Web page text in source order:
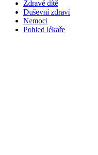
Zdravé dítě
Duševní zdraví
Nemoci
Pohled lékaře